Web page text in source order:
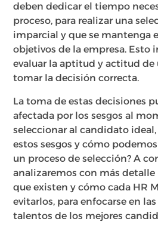
deben dedicar el tiempo
proceso, para realizar una
imparcial y que se mantenga
objetivos de la empresa. Esto
evaluar la aptitud y actitud de
tomar la decisión correcta.
La toma de estas decisiones
afectada por los sesgos al
seleccionar al candidato ideal,
estos sesgos y cómo
un proceso de selección? A
analizaremos con más detalle
que existen y cómo cada HR
evitarlos, para enfocarse en
talentos de los mejores